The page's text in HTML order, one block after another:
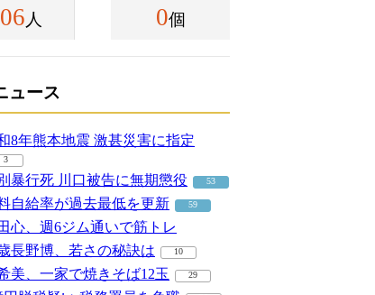
人 0個
ュース
8年熊本地震 激甚災害に指定
3
暴行死 川口被告に無期懲役 53
自給率が過去最低を更新 59
心、週6ジム通いで筋トレ
長野博、若さの秘訣は
10
美、一家で焼きそば12玉 29